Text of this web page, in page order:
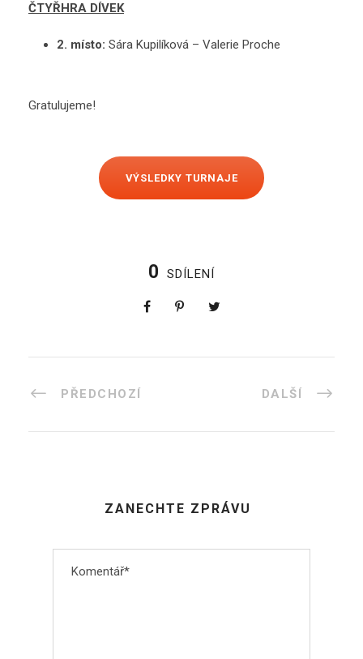
ČTYŘHRA DÍVEK
2. místo: Sára Kupilíková – Valerie Proche
Gratulujeme!
VÝSLEDKY TURNAJE
0 SDÍLENÍ
PŘEDCHOZÍ DALŠÍ
ZANECHTE ZPRÁVU